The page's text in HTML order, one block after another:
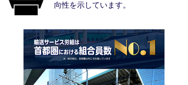
向性を示しています。